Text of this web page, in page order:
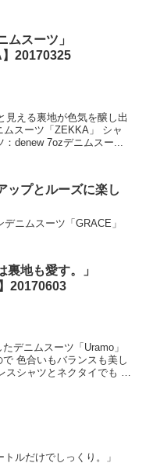
ムスーツ」
】20170325
見える裏地が色気を醸し出
ツ デニムスーツ：denew 7ozデニムスー...
ップとルーズに楽し
ニムスーツ「GRACE」
裏地も愛す。」
20170603
デニムスーツ「Uramo」
色合いもバランスも美し
スシャツとネクタイでも ニ
トルだけでしっくり。」